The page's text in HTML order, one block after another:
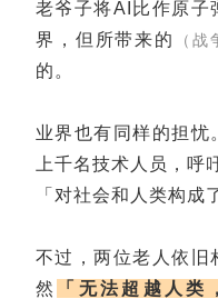
老爷子将AI比作原子
界，但所带来的
（战
的。
业界也有同样的担忧
上千名技术人员，呼
「对社会和人类构成
不过，两位老人依旧
然
「无法超越人